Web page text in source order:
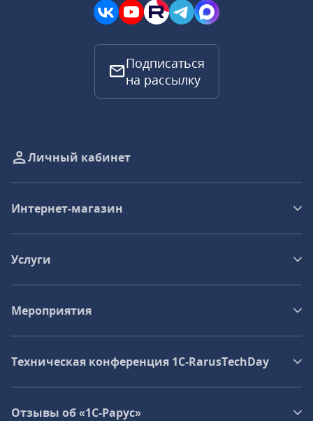
Подписаться
на рассылку
Личный кабинет
Интернет-магазин
Услуги
Мероприятия
Техническая конференция 1C‑RarusTechDay
Отзывы об «1С-Рарус»